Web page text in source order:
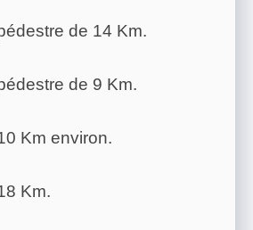
de 14 Km.
de 9 Km.
Km environ.
Km.